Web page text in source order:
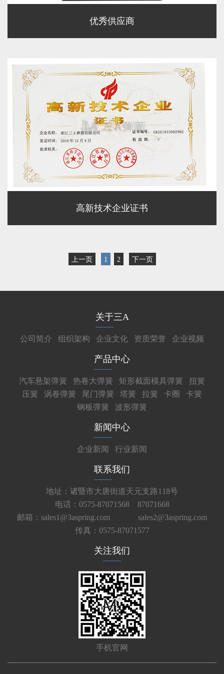
优秀供应商
高新技术企业证书
上一页 1 2 下一页
关于三A
公司简介 组织架构 企业文化 资质荣誉 企业视频
产品中心
汽车悬架弹簧 热卷大弹簧 矩形截面模具弹簧
扭簧
压簧
涡卷弹簧 尾门弹簧 塔簧 拉簧 卡圈
卡簧
钢板弹簧
波形弹簧
新闻中心
企业新闻 行业新闻
联系我们
地址：诸暨市大唐街道天元支路118号
电话：0575-87071568 87071668
邮箱：sales1@3aspring.com
sales2@3aspring.com
传真：0575-87071577
关注我们
手机官网